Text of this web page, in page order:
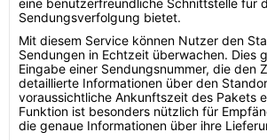
eine benutzerfreundliche Schnittstelle für
Sendungsverfolgung bietet.
Mit diesem Service können Nutzer den
Sendungen in Echtzeit überwachen. Dies
Eingabe einer Sendungsnummer, die den
detaillierte Informationen über den
voraussichtliche Ankunftszeit des Pakets
Funktion ist besonders nützlich für
die genaue Informationen über ihre